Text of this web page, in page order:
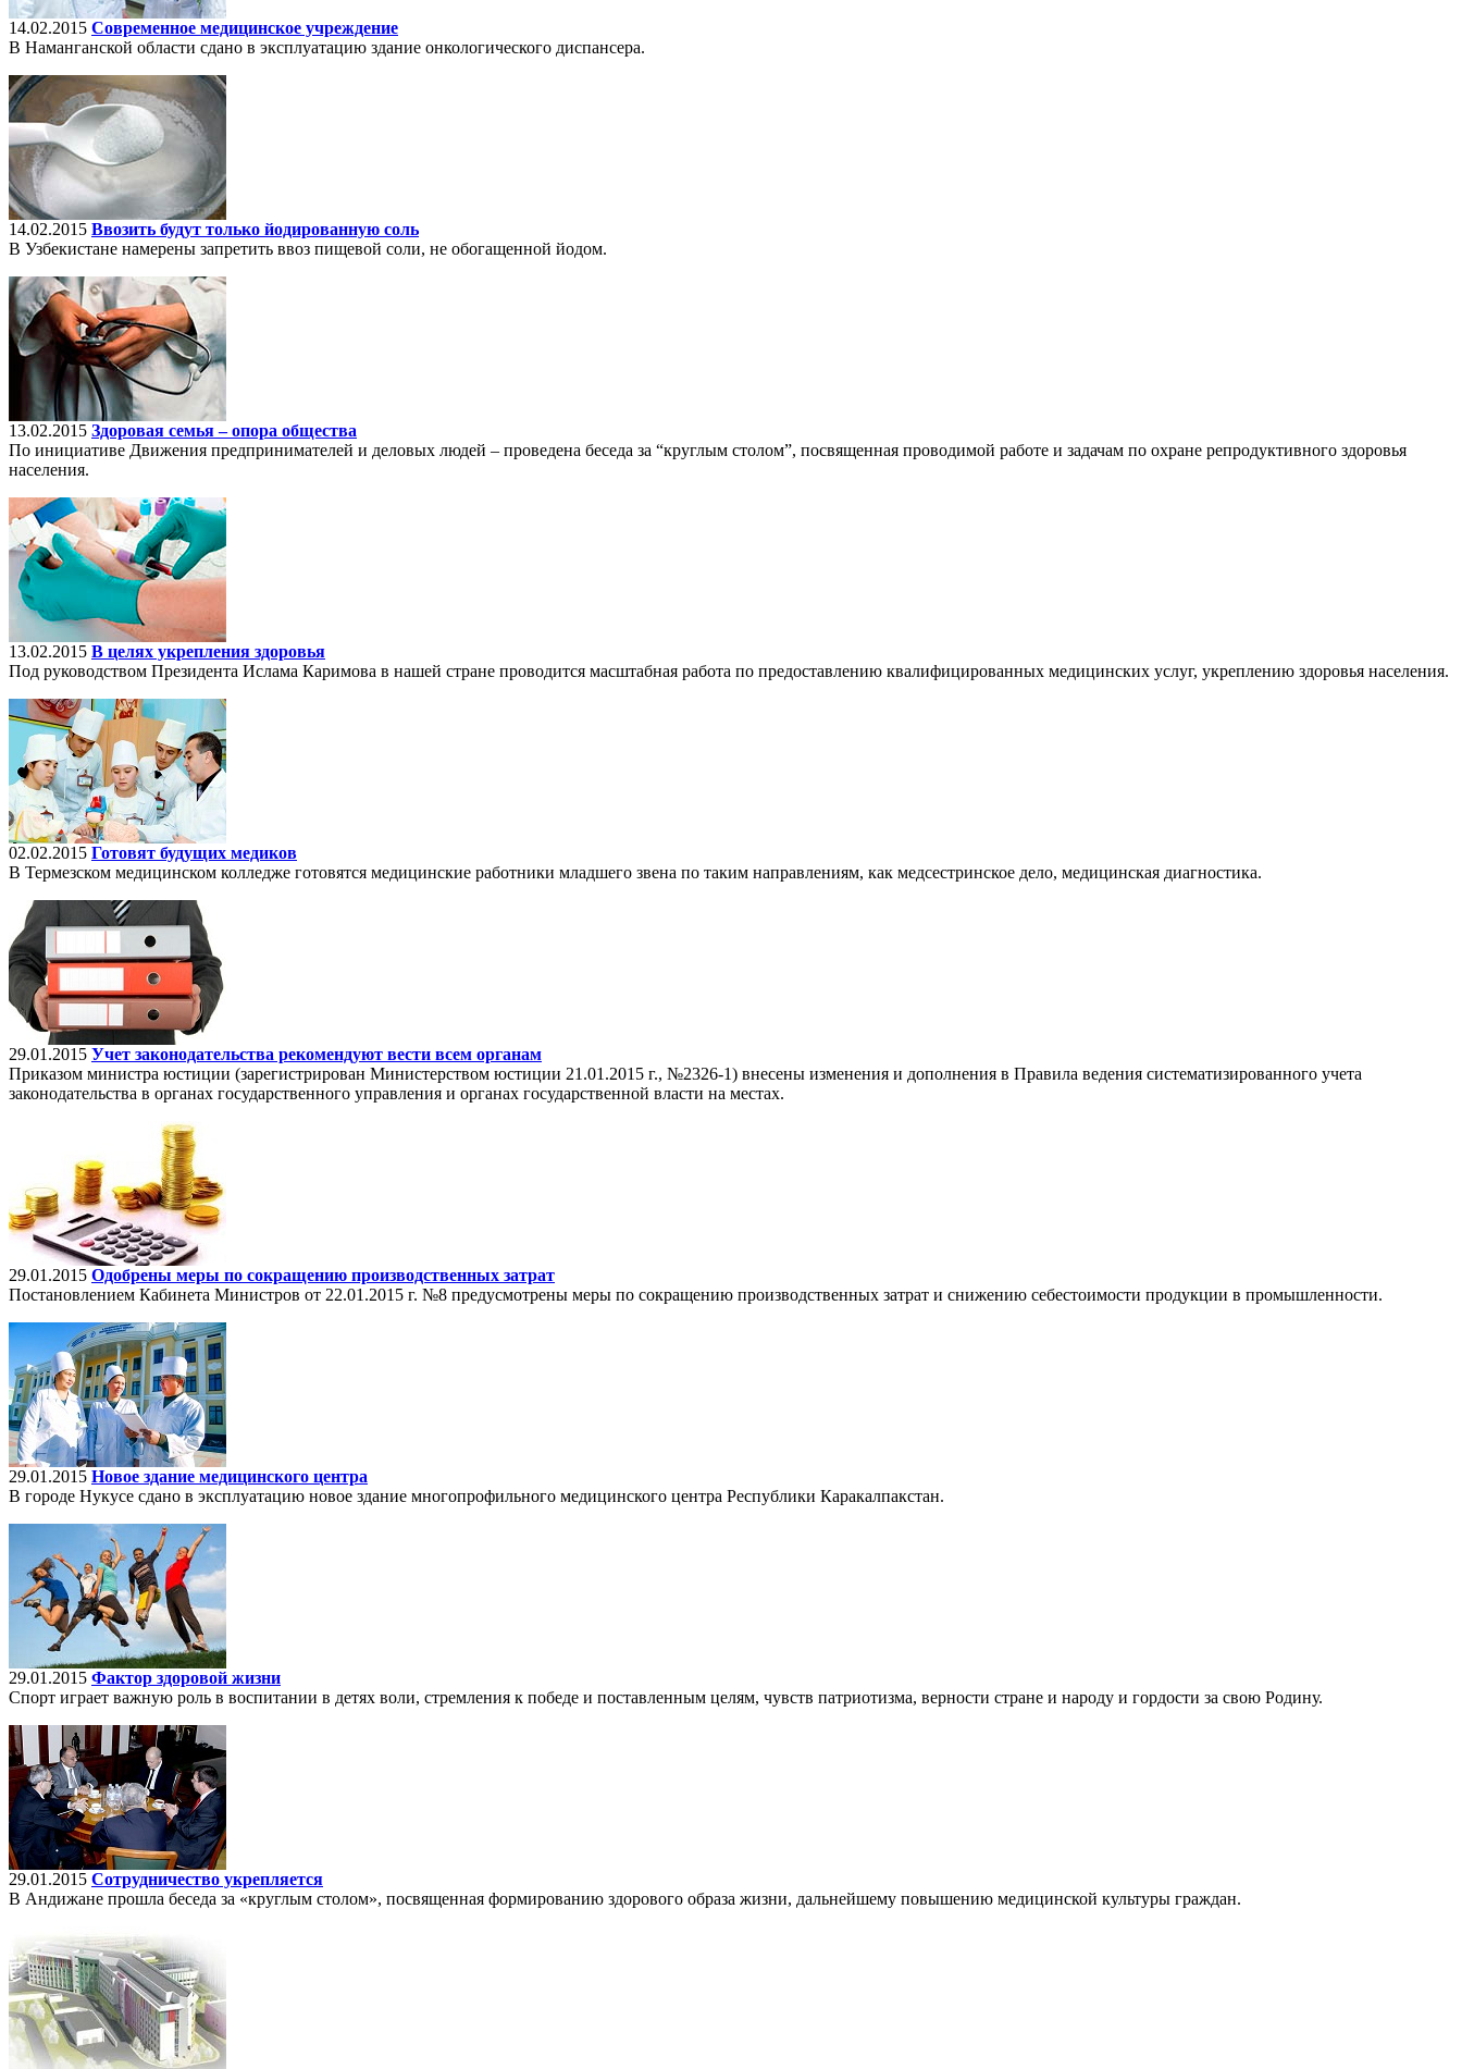
14.02.2015 Современное медицинское учреждение
В Наманганской области сдано в эксплуатацию здание онкологического диспансера.
14.02.2015 Ввозить будут только йодированную соль
В Узбекистане намерены запретить ввоз пищевой соли, не обогащенной йодом.
13.02.2015 Здоровая семья – опора общества
По инициативе Движения предпринимателей и деловых людей – проведена беседа за “круглым столом”, посвященная проводимой работе и задачам по охране репродуктивного здоровья
населения.
13.02.2015 В целях укрепления здоровья
Под руководством Президента Ислама Каримова в нашей стране проводится масштабная работа по предоставлению квалифицированных медицинских услуг, укреплению здоровья населения.
02.02.2015 Готовят будущих медиков
В Термезском медицинском колледже готовятся медицинские работники младшего звена по таким направлениям, как медсестринское дело, медицинская диагностика.
29.01.2015 Учет законодательства рекомендуют вести всем органам
Приказом министра юстиции (зарегистрирован Министерством юстиции 21.01.2015 г., №2326-1) внесены изменения и дополнения в Правила ведения систематизированного учета
законодательства в органах государственного управления и органах государственной власти на местах.
29.01.2015 Одобрены меры по сокращению производственных затрат
Постановлением Кабинета Министров от 22.01.2015 г. №8 предусмотрены меры по сокращению производственных затрат и снижению себестоимости продукции в промышленности.
29.01.2015 Новое здание медицинского центра
В городе Нукусе сдано в эксплуатацию новое здание многопрофильного медицинского центра Республики Каракалпакстан.
29.01.2015 Фактор здоровой жизни
Спорт играет важную роль в воспитании в детях воли, стремления к победе и поставленным целям, чувств патриотизма, верности стране и народу и гордости за свою Родину.
29.01.2015 Сотрудничество укрепляется
В Андижане прошла беседа за «круглым столом», посвященная формированию здорового образа жизни, дальнейшему повышению медицинской культуры граждан.